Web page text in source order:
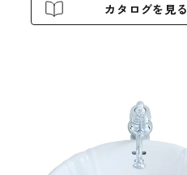
カタログを見る